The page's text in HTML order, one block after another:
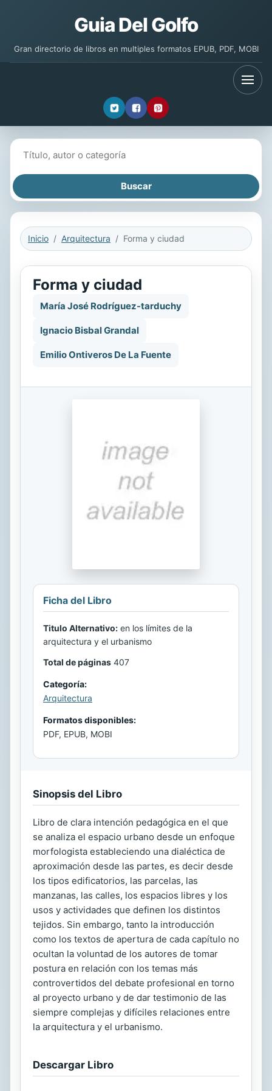
Guia Del Golfo
Gran directorio de libros en multiples formatos EPUB, PDF, MOBI
Inicio Arquitectura Forma y ciudad
Forma y ciudad
María José Rodríguez-tarduchy
Ignacio Bisbal Grandal
Emilio Ontiveros De La Fuente
Ficha del Libro
Titulo Alternativo: en los límites de la
arquitectura y el urbanismo
Total de páginas 407
Categoría:
Arquitectura
Formatos disponibles:
PDF, EPUB, MOBI
Sinopsis del Libro
Libro de clara intención pedagógica en el que
se analiza el espacio urbano desde un enfoque
morfologista estableciendo una dialéctica de
aproximación desde las partes, es decir desde
los tipos edificatorios, las parcelas, las
manzanas, las calles, los espacios libres y los
usos y actividades que definen los distintos
tejidos. Sin embargo, tanto la introducción
como los textos de apertura de cada capítulo no
ocultan la voluntad de los autores de tomar
postura en relación con los temas más
controvertidos del debate profesional en torno
al proyecto urbano y de dar testimonio de las
siempre complejas y difíciles relaciones entre
la arquitectura y el urbanismo.
Descargar Libro